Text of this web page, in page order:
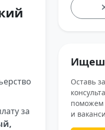
Оставь
поможем
и
за